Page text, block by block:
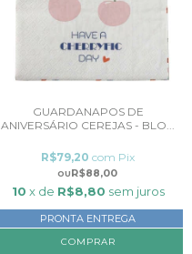
GUARDANAPOS DE
ANIVERSÁRIO CEREJAS - BLO...
R$88,00
R$79,20 com Pix
10 x de R$8,80 sem juros
PRONTA ENTREGA